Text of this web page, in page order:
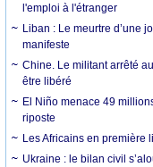
l'emploi à l'étranger
Liban : Le meurtre d’une
manifeste
Chine. Le militant arrêté
être libéré
El Niño menace 49
riposte
Les Africains en première
Ukraine : le bilan civil